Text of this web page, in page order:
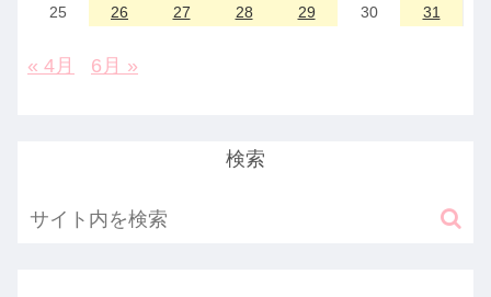
25
26 27 28 29 30 31
« 4月 6月 »
検索